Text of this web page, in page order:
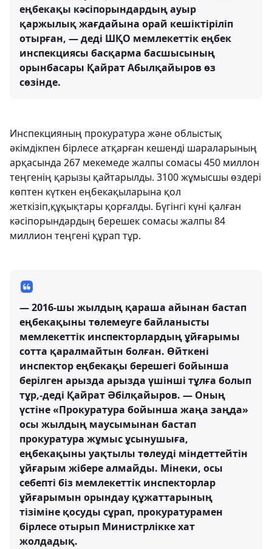
еңбекақы кәсіпорындардың ауыр
қаржылық жағдайына орай кешіктіріліп
отырған, — деді ШҚО мемлекеттік еңбек
инспекциясы басқарма басшысының
орынбасары Қайрат Абылқайыров өз
сөзінде.
Инспекцияның прокуратура және облыстық
әкімдікпен бірлесе атқарған кешенді шараларының
арқасында 267 мекемеде жалпы сомасы 450 миллон
теңгенің қарызы қайтарылды. 3100 жұмысшы өздері
көптен күткен еңбекақыларына қол
жеткізіп,құқықтары қорғалды. Бүгінгі күні қалған
кәсіпорындардың берешек сомасы жалпы 84
миллион теңгені құрап тұр.
— 2016-шы жылдың қараша айынан бастап
еңбекақыны төлемеуге байланысты
мемлекеттік инспекторлардың ұйғарымы
сотта қаралмайтын болған. Өйткені
инспектор еңбекақы берешегі бойынша
берілген арызда арызда үшінші тұлға болып
тұр,-деді Қайрат Әбілқайыров. — Оның
үстіне «Прокуратура бойынша жаңа заңда»
осы жылдың маусымынан бастап
прокуратура жұмыс ұсынушыға,
еңбекақыны уақтылы төлеуді міндеттейтін
ұйғарым жібере алмайды. Мінеки, осы
себепті біз мемлекеттік инспекторлар
ұйғарымын орындау құжаттарының
тізіміне қосуды сұрап, прокуратурамен
бірлесе отырып Министрлікке хат
жолдадық.